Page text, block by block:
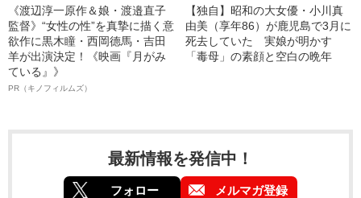
《渡辺淳一原作＆娘・渡邉直子
監督》“女性の性”を真摯に描く意
欲作に黒木瞳・西岡德馬・吉田
羊が出演決定！《映画『月がみ
ている』》
PR（キノフィルムズ）
【独自】昭和の大女優・小川真
由美（享年86）が鹿児島で3月に
死去していた 実娘が明かす
「毒母」の素顔と空白の晩年
最新情報を発信中！
フォロー メルマガ登録